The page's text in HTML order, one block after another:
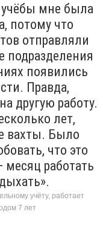
мне была
потому что
отправляли
подразделения
появились
Правда,
другую работу.
лет,
вахты. Было
что это
месяц работать
учёту, работает
7 лет